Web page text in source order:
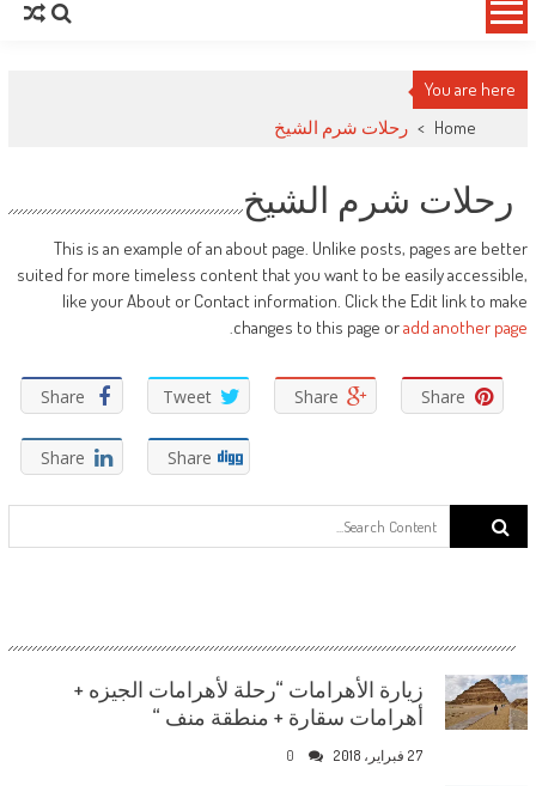
You are here
Home
> رحلات شرم الشيخ
رحلات شرم الشيخ
This is an example of an about page. Unlike posts, pages are better
suited for more timeless content that you want to be easily accessible,
like your About or Contact information. Click the Edit link to make
changes to this page oradd another page
.
Share Tweet Share Share
Share Share
Search for:
زيارة الأهرامات “رحلة لأهرامات الجيزه +
أهرامات سقارة + منطقة منف “
27 فبراير، 2018 0